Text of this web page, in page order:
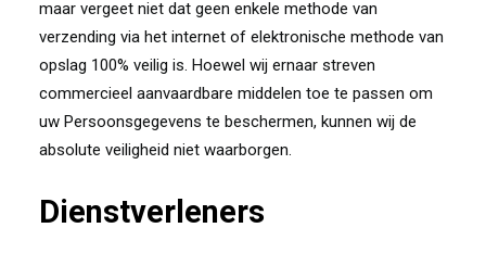
maar vergeet niet dat geen enkele methode van
verzending via het internet of elektronische methode van
opslag 100% veilig is. Hoewel wij ernaar streven
commercieel aanvaardbare middelen toe te passen om
uw Persoonsgegevens te beschermen, kunnen wij de
absolute veiligheid niet waarborgen.
Dienstverleners